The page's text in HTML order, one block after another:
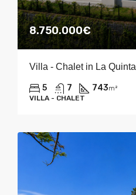
8.750.000€
Villa - Chalet in La Quinta
5 7 743m²
VILLA - CHALET